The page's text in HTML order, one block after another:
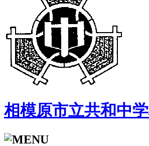
相模原市立共和中